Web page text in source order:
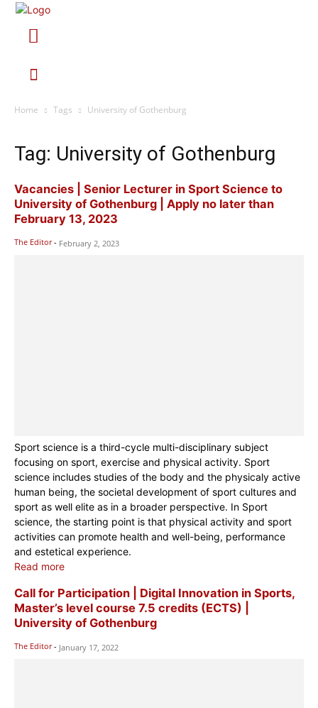
Home Tags University of Gothenburg
Tag: University of Gothenburg
Vacancies | Senior Lecturer in Sport Science to
University of Gothenburg | Apply no later than
February 13, 2023
The Editor - February 2, 2023
Sport science is a third-cycle multi-disciplinary subject
focusing on sport, exercise and physical activity. Sport
science includes studies of the body and the physicaly active
human being, the societal development of sport cultures and
sport as well elite as in a broader perspective. In Sport
science, the starting point is that physical activity and sport
activities can promote health and well-being, performance
and estetical experience.
Read more
Call for Participation | Digital Innovation in Sports,
Master’s level course 7.5 credits (ECTS) |
University of Gothenburg
The Editor - January 17, 2022